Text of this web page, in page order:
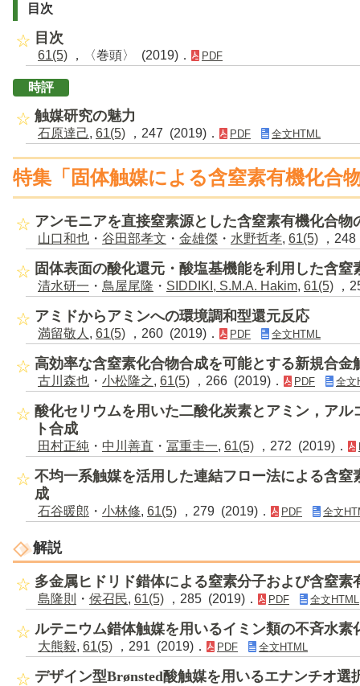
目次
目次
61(5) ，〈巻頭〉 (2019)． PDF
時評
触媒研究の魅力
石原達己, 61(5) ，247 (2019)． PDF 全文HTML
特集「固体触媒による含窒素有機化合
アンモニアを直接窒素源とした含窒素有機化合物
山口和也 ・ 谷田部孝文 ・ 金雄傑 ・ 水野哲孝, 61(5) ，
固体表面の酸化還元・酸塩基機能を利用した含窒
清水研一 ・ 鳥屋尾隆 ・ SIDDIKI, S.M.A. Hakim, 61(5) ，
アミドからアミンへの環境調和型還元反応
満留敬人 , 61(5) ，260 (2019)． PDF 全文HTML
高効率な含窒素化合物合成を可能とする新規合金
古川森也 ・ 小松隆之, 61(5) ，266 (2019)． PDF 全文
酸化セリウムを用いた二酸化炭素とアミン，アル
ト合成
田村正純 ・ 中川善直 ・ 冨重圭一, 61(5) ，272 (2019)．
不均一系触媒を活用した連結フロー法による含窒
成
石谷暖郎 ・ 小林修, 61(5) ，279 (2019)． PDF 全文
解説
多金属ヒドリド錯体による窒素分子および含窒素
島隆則 ・ 侯召民, 61(5) ，285 (2019)． PDF 全文HTML
ルテニウム錯体触媒を用いるイミン類の不斉水素
大熊毅, 61(5) ，291 (2019)． PDF 全文HTML
デザイン型Brønsted酸触媒を用いるエナンチオ選